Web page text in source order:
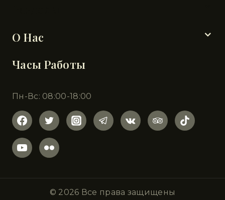
О Нас
Часы Работы
Пн-Вс: 08:00-18:00
© 2026 Все права защищены